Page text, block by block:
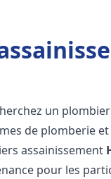
un
de plomberie
assainissement
pour les